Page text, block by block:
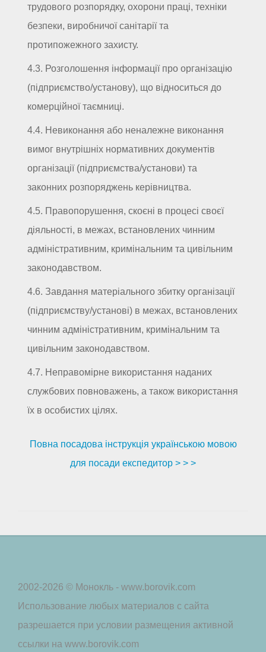
трудового розпорядку, охорони праці, техніки
безпеки, виробничої санітарії та
протипожежного захисту.
4.3. Розголошення інформації про організацію
(підприємство/установу), що відноситься до
комерційної таємниці.
4.4. Невиконання або неналежне виконання
вимог внутрішніх нормативних документів
організації (підприємства/установи) та
законних розпоряджень керівництва.
4.5. Правопорушення, скоєні в процесі своєї
діяльності, в межах, встановлених чинним
адміністративним, кримінальним та цивільним
законодавством.
4.6. Завдання матеріального збитку організації
(підприємству/установі) в межах, встановлених
чинним адміністративним, кримінальним та
цивільним законодавством.
4.7. Неправомірне використання наданих
службових повноважень, а також використання
їх в особистих цілях.
Повна посадова інструкція українською мовою
для посади експедитор > > >
2002-2026 © Монокль - www.borovik.com
Использование любых материалов с сайта
разрешается при условии размещения активной
ссылки на www.borovik.com